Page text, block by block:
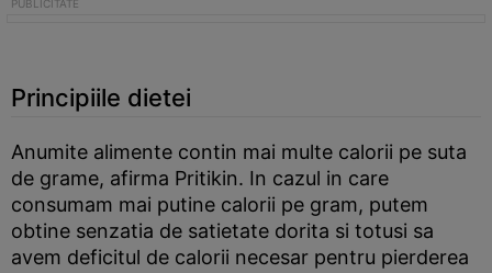
Principiile dietei
Anumite alimente contin mai multe calorii pe suta
de grame, afirma Pritikin. In cazul in care
consumam mai putine calorii pe gram, putem
obtine senzatia de satietate dorita si totusi sa
avem deficitul de calorii necesar pentru pierderea